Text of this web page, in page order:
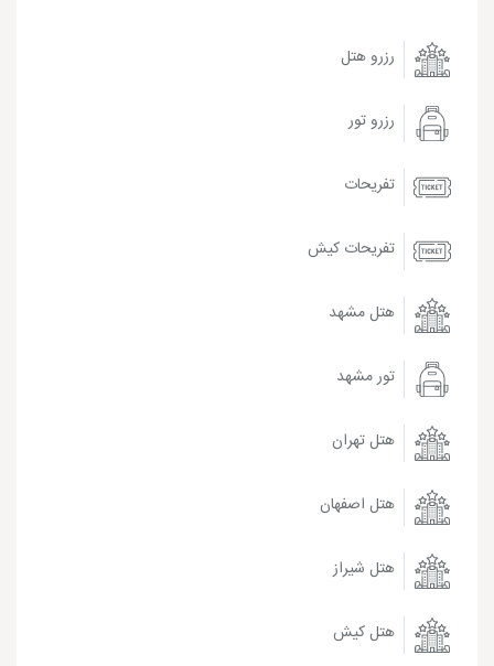
رزرو هتل
رزرو تور
تفریحات
تفریحات کیش
هتل مشهد
تور مشهد
هتل تهران
هتل اصفهان
هتل شیراز
هتل کیش